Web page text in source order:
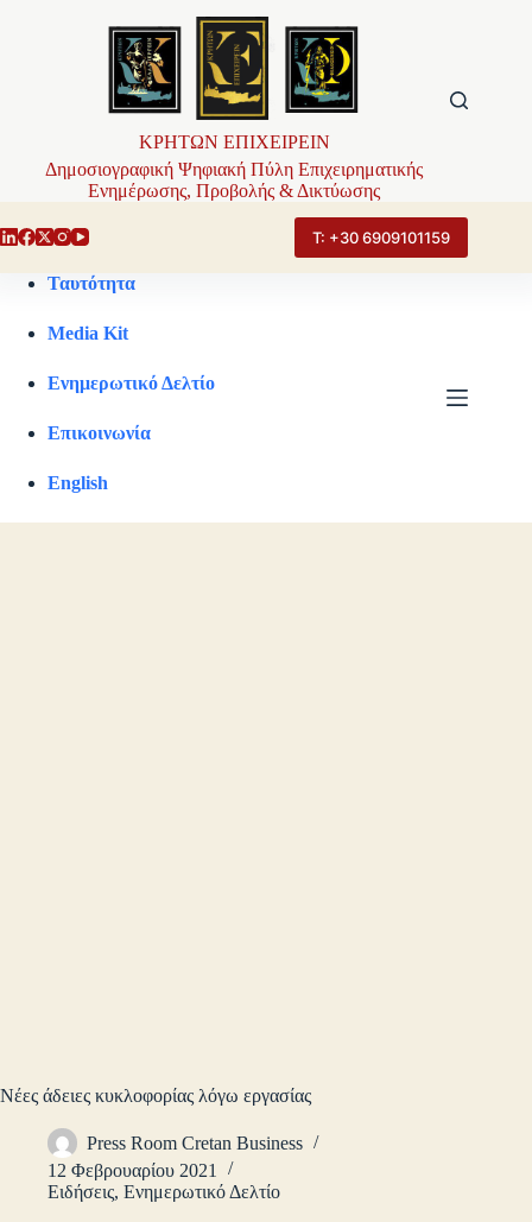
ΚΡΗΤΩΝ ΕΠΙΧΕΙΡΕΙΝ
Δημοσιογραφική Ψηφιακή Πύλη Επιχειρηματικής
Ενημέρωσης, Προβολής & Δικτύωσης
Τ: +30 6909101159
Ταυτότητα
Media Kit
Ενημερωτικό Δελτίο
Επικοινωνία
English
Νέες άδειες κυκλοφορίας λόγω εργασίας
Press Room Cretan Business
12 Φεβρουαρίου 2021
Ειδήσεις, Ενημερωτικό Δελτίο